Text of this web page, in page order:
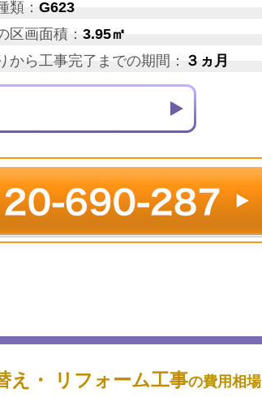
類： G623
区画面積： 3.95㎡
から工事完了までの期間：
３ヵ月
え・ リフォーム工事の費用相場